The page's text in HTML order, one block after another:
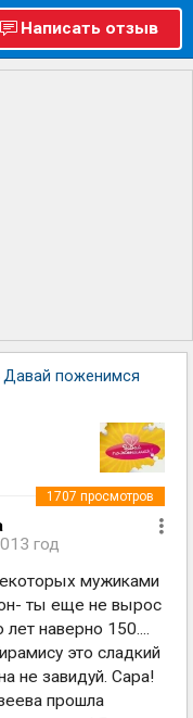
Написать отзыв
Давай поженимся
год
1707 просмотров
мужиками
ты еще не вырос
наверно 150....
это сладкий
не завидуй. Сара!
прошла